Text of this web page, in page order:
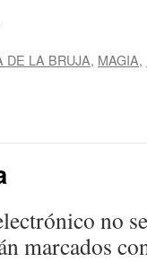
DE LA BRUJA, MAGIA,
no
marcados